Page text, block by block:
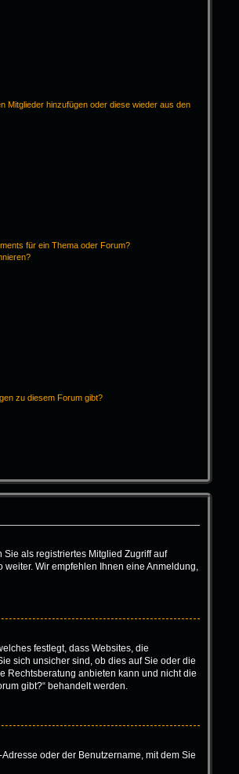
Mitglieder hinzufügen oder diese wieder aus den
für ein Thema oder Forum?
zu diesem Forum gibt?
als registriertes Mitglied Zugriff auf
Wir empfehlen Ihnen eine Anmeldung,
festlegt, dass Websites, die
sich unsicher sind, ob dies auf Sie oder die
Rechtsberatung anbieten kann und nicht die
gibt?“ behandelt werden.
oder der Benutzername, mit dem Sie